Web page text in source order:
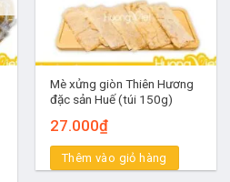
Mè xửng giòn Thiên Hương
đặc sản Huế (túi 150g)
27.000₫
Thêm vào giỏ hàng